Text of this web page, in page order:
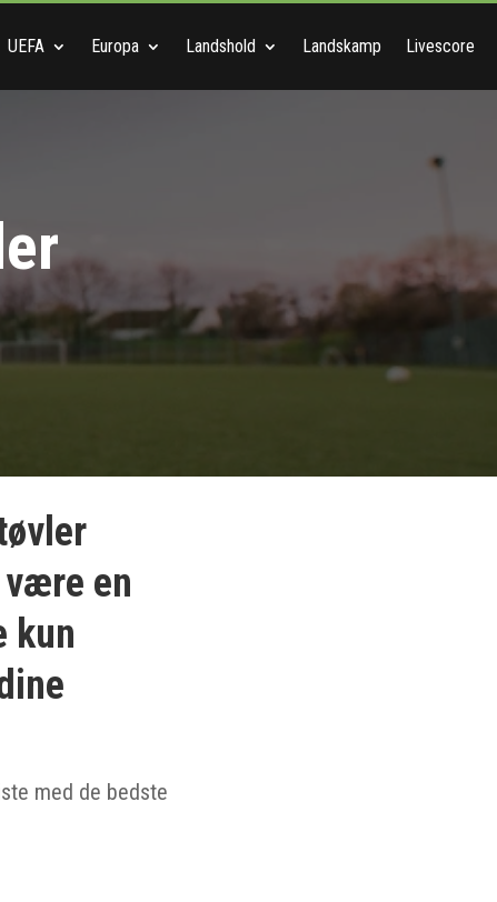
UEFA Europa Landshold Landskamp Livescore
en
kun
med de bedste